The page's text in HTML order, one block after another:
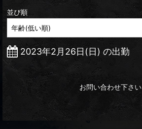
並び順
2023年2月26日(日) の出勤
お問い合わせ下さい